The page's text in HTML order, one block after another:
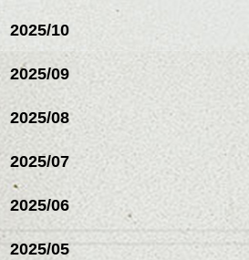
2025/10
2025/09
2025/08
2025/07
2025/06
2025/05